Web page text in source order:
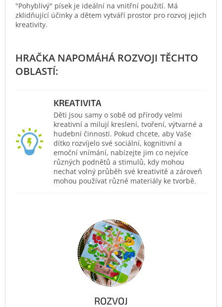
"Pohyblivý" písek je ideální na vnitřní použití. Má
zklidňující účinky a dětem vytváří prostor pro rozvoj jejich
kreativity.
KREATIVITA
Děti jsou samy o sobě od přírody velmi
kreativní a milují kreslení, tvoření, výtvarné a
hudební činnosti. Pokud chcete, aby Vaše
dítko rozvíjelo své sociální, kognitivní a
emoční vnímání, nabízejte jim co nejvíce
různých podnětů a stimulů, kdy mohou
nechat volný průběh své kreativitě a zároveň
mohou používat různé materiály ke tvorbě.
ROZVOJ